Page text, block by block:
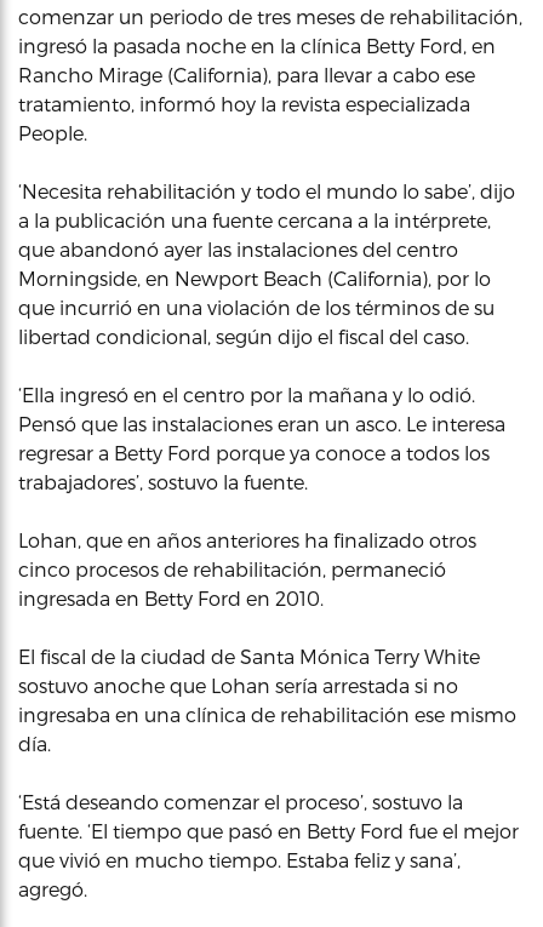
comenzar un periodo de tres meses de rehabilitación,
ingresó la pasada noche en la clínica Betty Ford, en
Rancho Mirage (California), para llevar a cabo ese
tratamiento, informó hoy la revista especializada
People.
‘Necesita rehabilitación y todo el mundo lo sabe’, dijo
a la publicación una fuente cercana a la intérprete,
que abandonó ayer las instalaciones del centro
Morningside, en Newport Beach (California), por lo
que incurrió en una violación de los términos de su
libertad condicional, según dijo el fiscal del caso.
‘Ella ingresó en el centro por la mañana y lo odió.
Pensó que las instalaciones eran un asco. Le interesa
regresar a Betty Ford porque ya conoce a todos los
trabajadores’, sostuvo la fuente.
Lohan, que en años anteriores ha finalizado otros
cinco procesos de rehabilitación, permaneció
ingresada en Betty Ford en 2010.
El fiscal de la ciudad de Santa Mónica Terry White
sostuvo anoche que Lohan sería arrestada si no
ingresaba en una clínica de rehabilitación ese mismo
día.
‘Está deseando comenzar el proceso’, sostuvo la
fuente. ‘El tiempo que pasó en Betty Ford fue el mejor
que vivió en mucho tiempo. Estaba feliz y sana’,
agregó.